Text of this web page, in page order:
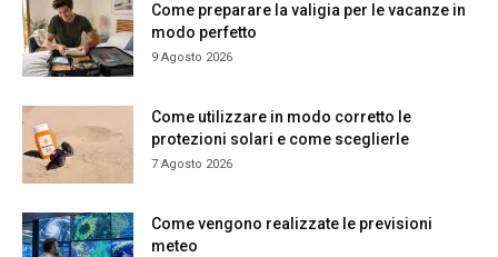
Come preparare la valigia per le vacanze in
modo perfetto
9 Agosto 2026
Come utilizzare in modo corretto le
protezioni solari e come sceglierle
7 Agosto 2026
Come vengono realizzate le previsioni
meteo